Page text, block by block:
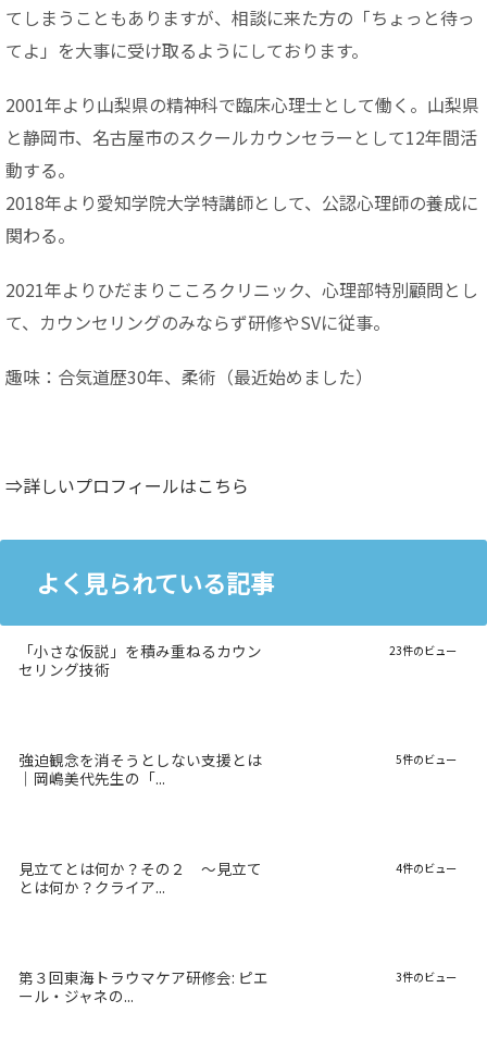
てしまうこともありますが、相談に来た方の「ちょっと待っ
てよ」を大事に受け取るようにしております。
2001年より山梨県の精神科で臨床心理士として働く。山梨県
と静岡市、名古屋市のスクールカウンセラーとして12年間活
動する。
2018年より愛知学院大学特講師として、公認心理師の養成に
関わる。
2021年よりひだまりこころクリニック、心理部特別顧問とし
て、カウンセリングのみならず研修やSVに従事。
趣味：合気道歴30年、柔術（最近始めました）
⇒詳しいプロフィールはこちら
よく見られている記事
「小さな仮説」を積み重ねるカウン
セリング技術
23件のビュー
強迫観念を消そうとしない支援とは
｜岡嶋美代先生の「...
5件のビュー
見立てとは何か？その２ 〜見立て
とは何か？クライア...
4件のビュー
第３回東海トラウマケア研修会: ピエ
ール・ジャネの...
3件のビュー